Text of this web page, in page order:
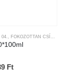
04., FOKOZOTTAN CSÍPŐS
Ft